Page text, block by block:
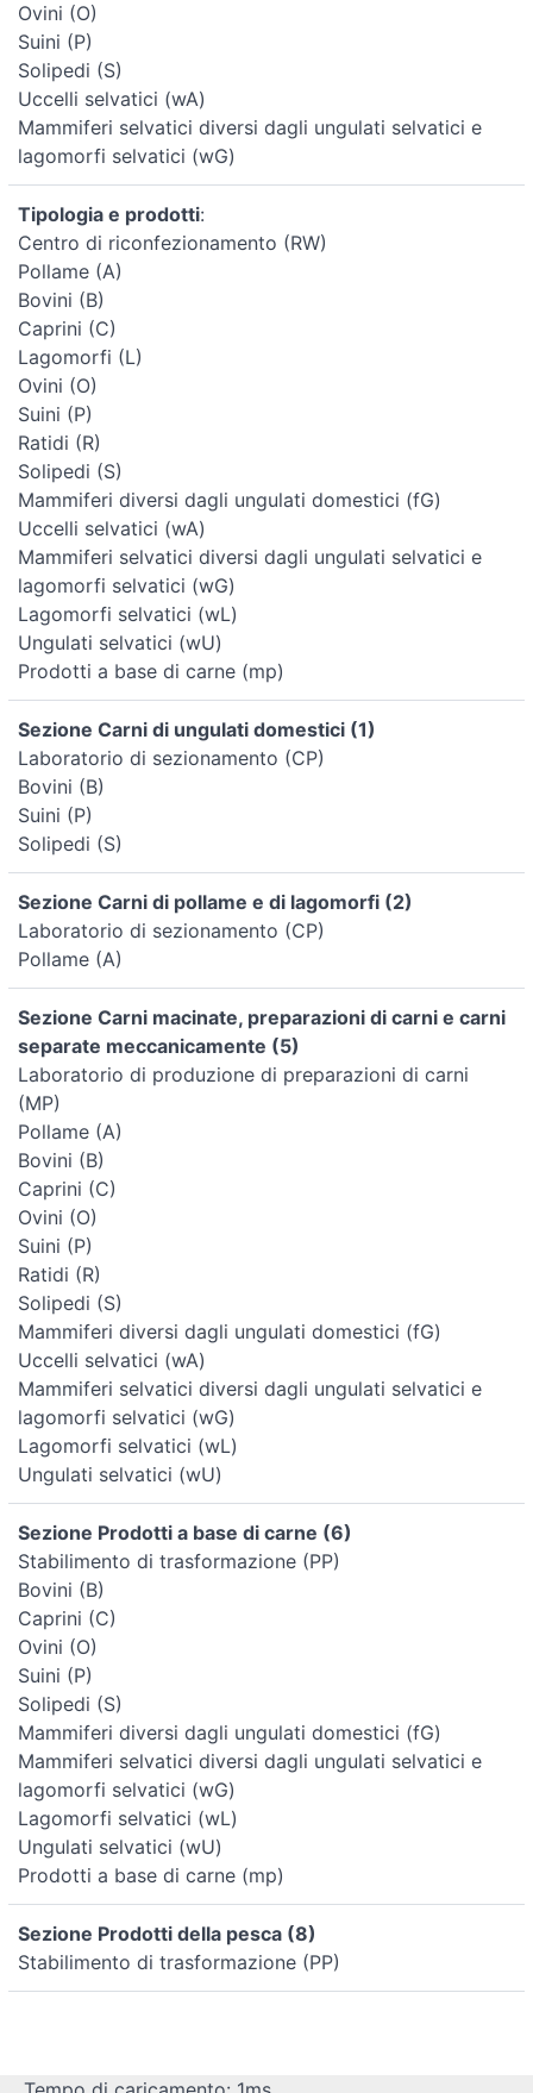
Ovini (O)
Suini (P)
Solipedi (S)
Uccelli selvatici (wA)
Mammiferi selvatici diversi dagli ungulati selvatici e
lagomorfi selvatici (wG)
Tipologia e prodotti:
Centro di riconfezionamento (RW)
Pollame (A)
Bovini (B)
Caprini (C)
Lagomorfi (L)
Ovini (O)
Suini (P)
Ratidi (R)
Solipedi (S)
Mammiferi diversi dagli ungulati domestici (fG)
Uccelli selvatici (wA)
Mammiferi selvatici diversi dagli ungulati selvatici e
lagomorfi selvatici (wG)
Lagomorfi selvatici (wL)
Ungulati selvatici (wU)
Prodotti a base di carne (mp)
Sezione Carni di ungulati domestici (1)
Laboratorio di sezionamento (CP)
Bovini (B)
Suini (P)
Solipedi (S)
Sezione Carni di pollame e di lagomorfi (2)
Laboratorio di sezionamento (CP)
Pollame (A)
Sezione Carni macinate, preparazioni di carni e carni
separate meccanicamente (5)
Laboratorio di produzione di preparazioni di carni
(MP)
Pollame (A)
Bovini (B)
Caprini (C)
Ovini (O)
Suini (P)
Ratidi (R)
Solipedi (S)
Mammiferi diversi dagli ungulati domestici (fG)
Uccelli selvatici (wA)
Mammiferi selvatici diversi dagli ungulati selvatici e
lagomorfi selvatici (wG)
Lagomorfi selvatici (wL)
Ungulati selvatici (wU)
Sezione Prodotti a base di carne (6)
Stabilimento di trasformazione (PP)
Bovini (B)
Caprini (C)
Ovini (O)
Suini (P)
Solipedi (S)
Mammiferi diversi dagli ungulati domestici (fG)
Mammiferi selvatici diversi dagli ungulati selvatici e
lagomorfi selvatici (wG)
Lagomorfi selvatici (wL)
Ungulati selvatici (wU)
Prodotti a base di carne (mp)
Sezione Prodotti della pesca (8)
Stabilimento di trasformazione (PP)